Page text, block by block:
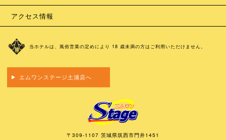
アクセス情報
当ホテルは、風俗営業の定めにより 18 歳未満の方はご利用いただけません。
エムワンステージ土浦店へ
〒309-1107 茨城県筑西市門井1451